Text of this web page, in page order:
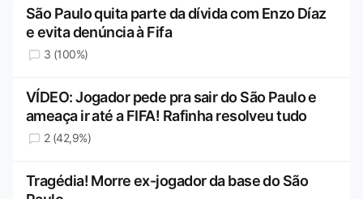
São Paulo quita parte da dívida com Enzo Díaz
e evita denúncia à Fifa
3 (100%)
VÍDEO: Jogador pede pra sair do São Paulo e
ameaça ir até a FIFA! Rafinha resolveu tudo
2 (42,9%)
Tragédia! Morre ex-jogador da base do São